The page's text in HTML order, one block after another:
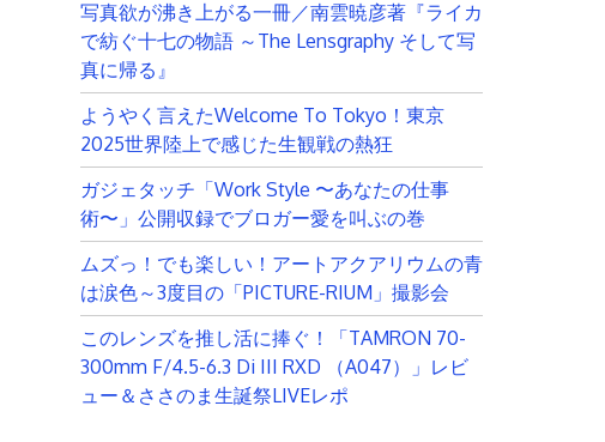
写真欲が沸き上がる一冊／南雲暁彦著『ライカ
で紡ぐ十七の物語 ～The Lensgraphy そして写
真に帰る』
ようやく言えたWelcome To Tokyo！東京
2025世界陸上で感じた生観戦の熱狂
ガジェタッチ「Work Style 〜あなたの仕事
術〜」公開収録でブロガー愛を叫ぶの巻
ムズっ！でも楽しい！アートアクアリウムの青
は涙色～3度目の「PICTURE-RIUM」撮影会
このレンズを推し活に捧ぐ！「TAMRON 70-
300mm F/4.5-6.3 Di III RXD （A047）」レビ
ュー＆ささのま生誕祭LIVEレポ